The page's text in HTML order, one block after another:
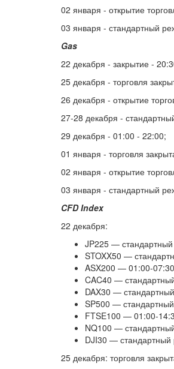
02 января - открытие
03 января - стандартный
Gas
22 декабря - закрытие -
25 декабря - торговля
26 декабря - открытие
27-28 декабря -
29 декабря - 01:00 - 22:00;
01 января - торговля
02 января - открытие
03 января - стандартный
CFD Index
22 декабря:
JP225 —
STOXX50 —
ASX200 — 01:00-
CAC40 —
DAX30 —
SP500 —
FTSE100 — 01:00-
NQ100 —
DJI30 — стандартный
25 декабря: торговля